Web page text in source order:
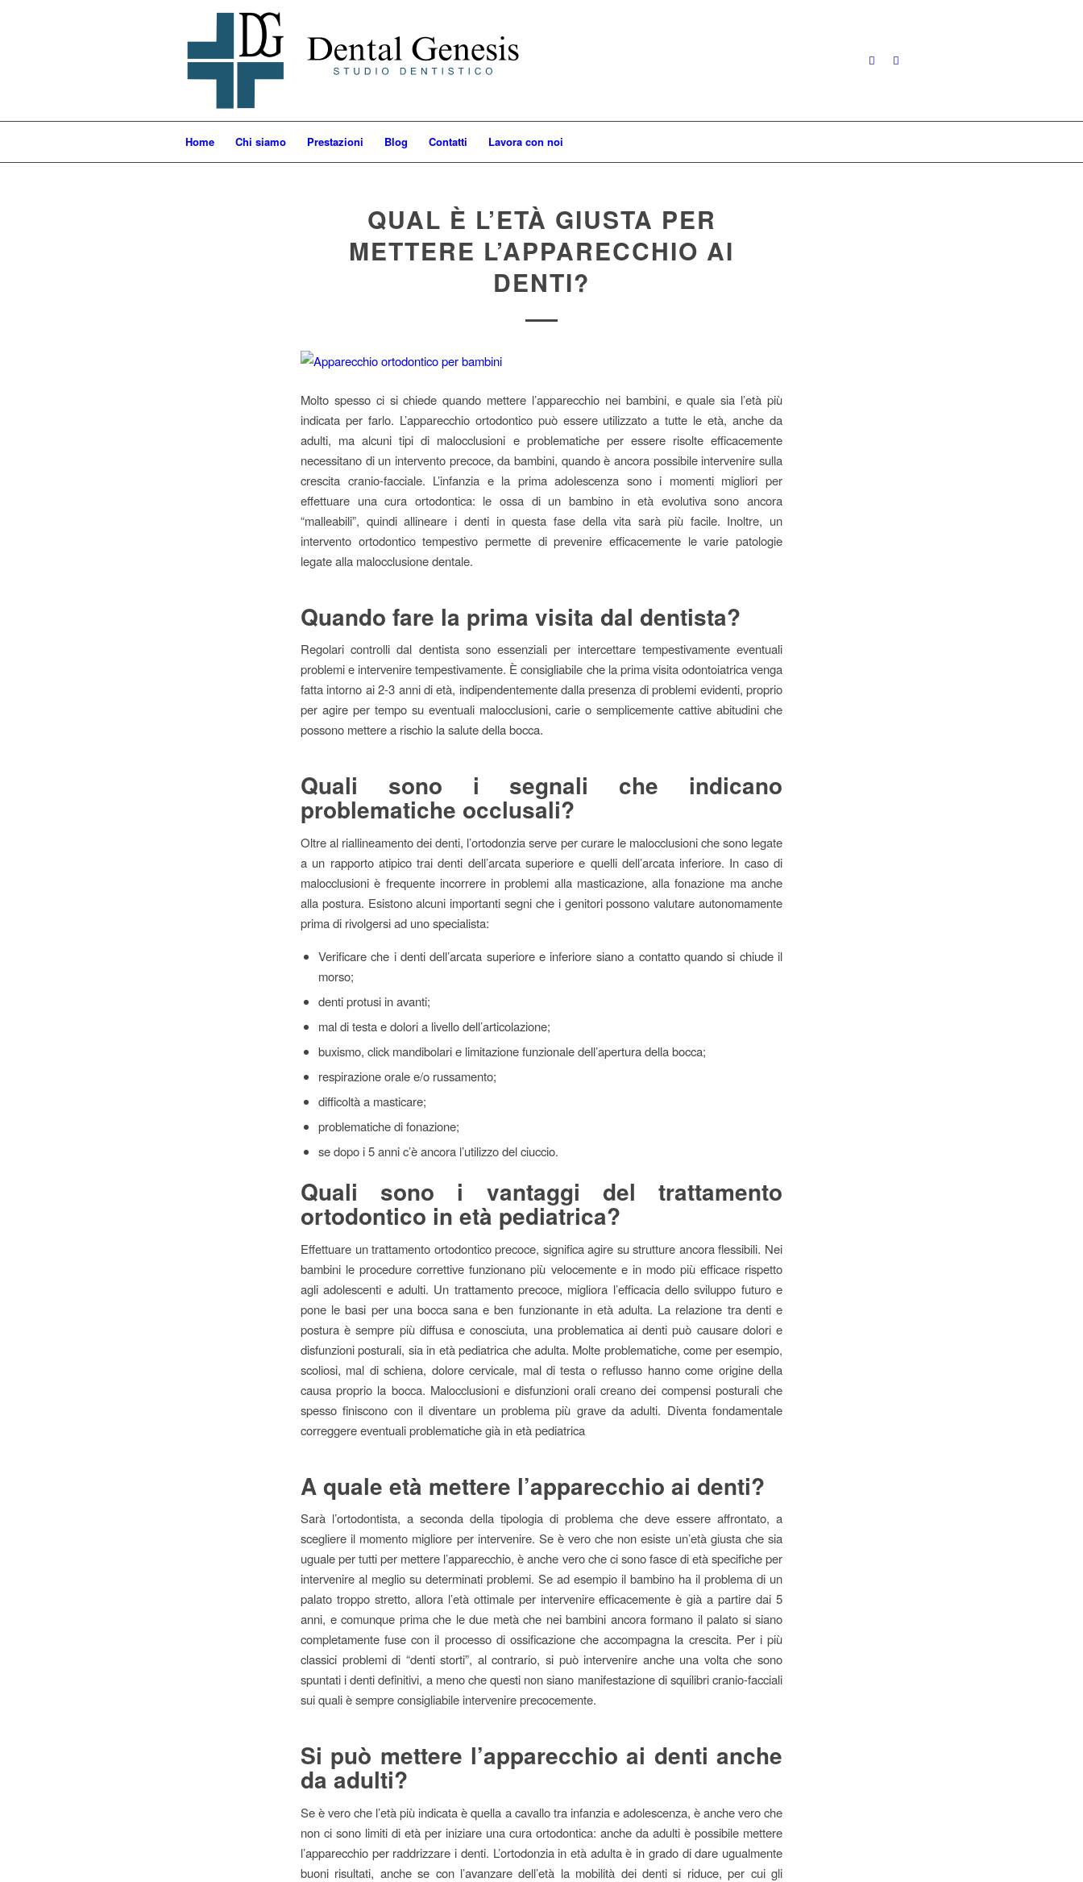
Home Chi siamo Prestazioni Blog Contatti Lavora con noi
QUAL È L’ETÀ GIUSTA PER
METTERE L’APPARECCHIO AI
DENTI?
Molto spesso ci si chiede quando mettere l’apparecchio nei bambini, e quale sia l’età più
indicata per farlo. L’apparecchio ortodontico può essere utilizzato a tutte le età, anche da
adulti, ma alcuni tipi di malocclusioni e problematiche per essere risolte efficacemente
necessitano di un intervento precoce, da bambini, quando è ancora possibile intervenire sulla
crescita cranio-facciale. L’infanzia e la prima adolescenza sono i momenti migliori per
effettuare una cura ortodontica: le ossa di un bambino in età evolutiva sono ancora
“malleabili”, quindi allineare i denti in questa fase della vita sarà più facile. Inoltre, un
intervento ortodontico tempestivo permette di prevenire efficacemente le varie patologie
legate alla malocclusione dentale.
Quando fare la prima visita dal dentista?
Regolari controlli dal dentista sono essenziali per intercettare tempestivamente eventuali
problemi e intervenire tempestivamente. È consigliabile che la prima visita odontoiatrica venga
fatta intorno ai 2-3 anni di età, indipendentemente dalla presenza di problemi evidenti, proprio
per agire per tempo su eventuali malocclusioni, carie o semplicemente cattive abitudini che
possono mettere a rischio la salute della bocca.
Quali sono i segnali che indicano
problematiche occlusali?
Oltre al riallineamento dei denti, l’ortodonzia serve per curare le malocclusioni che sono legate
a un rapporto atipico trai denti dell’arcata superiore e quelli dell’arcata inferiore. In caso di
malocclusioni è frequente incorrere in problemi alla masticazione, alla fonazione ma anche
alla postura. Esistono alcuni importanti segni che i genitori possono valutare autonomamente
prima di rivolgersi ad uno specialista:
Verificare che i denti dell’arcata superiore e inferiore siano a contatto quando si chiude il
morso;
denti protusi in avanti;
mal di testa e dolori a livello dell’articolazione;
buxismo, click mandibolari e limitazione funzionale dell’apertura della bocca;
respirazione orale e/o russamento;
difficoltà a masticare;
problematiche di fonazione;
se dopo i 5 anni c’è ancora l’utilizzo del ciuccio.
Quali sono i vantaggi del trattamento
ortodontico in età pediatrica?
Effettuare un trattamento ortodontico precoce, significa agire su strutture ancora flessibili. Nei
bambini le procedure correttive funzionano più velocemente e in modo più efficace rispetto
agli adolescenti e adulti. Un trattamento precoce, migliora l’efficacia dello sviluppo futuro e
pone le basi per una bocca sana e ben funzionante in età adulta. La relazione tra denti e
postura è sempre più diffusa e conosciuta, una problematica ai denti può causare dolori e
disfunzioni posturali, sia in età pediatrica che adulta. Molte problematiche, come per esempio,
scoliosi, mal di schiena, dolore cervicale, mal di testa o reflusso hanno come origine della
causa proprio la bocca. Malocclusioni e disfunzioni orali creano dei compensi posturali che
spesso finiscono con il diventare un problema più grave da adulti. Diventa fondamentale
correggere eventuali problematiche già in età pediatrica
A quale età mettere l’apparecchio ai denti?
Sarà l’ortodontista, a seconda della tipologia di problema che deve essere affrontato, a
scegliere il momento migliore per intervenire. Se è vero che non esiste un’età giusta che sia
uguale per tutti per mettere l’apparecchio, è anche vero che ci sono fasce di età specifiche per
intervenire al meglio su determinati problemi. Se ad esempio il bambino ha il problema di un
palato troppo stretto, allora l’età ottimale per intervenire efficacemente è già a partire dai 5
anni, e comunque prima che le due metà che nei bambini ancora formano il palato si siano
completamente fuse con il processo di ossificazione che accompagna la crescita. Per i più
classici problemi di “denti storti”, al contrario, si può intervenire anche una volta che sono
spuntati i denti definitivi, a meno che questi non siano manifestazione di squilibri cranio-facciali
sui quali è sempre consigliabile intervenire precocemente.
Si può mettere l’apparecchio ai denti anche
da adulti?
Se è vero che l’età più indicata è quella a cavallo tra infanzia e adolescenza, è anche vero che
non ci sono limiti di età per iniziare una cura ortodontica: anche da adulti è possibile mettere
l’apparecchio per raddrizzare i denti. L’ortodonzia in età adulta è in grado di dare ugualmente
buoni risultati, anche se con l’avanzare dell’età la mobilità dei denti si riduce, per cui gli